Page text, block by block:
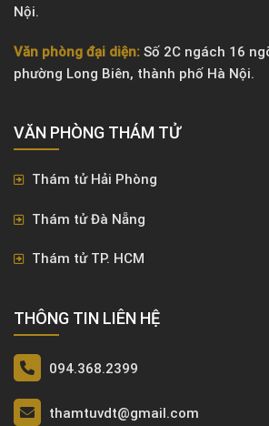
Nội.
Văn phòng đại diện: Số 2C ngách 16
phường Long Biên, thành phố Hà Nội.
VĂN PHÒNG ​THÁM TỬ
Thám tử Hải Phòng
Thám tử Đà Nẵng
Thám tử TP. HCM
THÔNG TIN LIÊN HỆ
094.368.2399
thamtuvdt@gmail.com